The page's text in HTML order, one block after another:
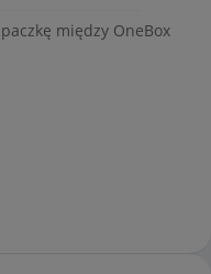
między OneBox